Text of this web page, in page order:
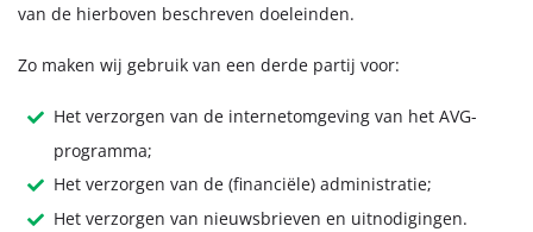
van de hierboven beschreven doeleinden.
Zo maken wij gebruik van een derde partij voor:
Het verzorgen van de internetomgeving van het AVG-
programma;
Het verzorgen van de (financiële) administratie;
Het verzorgen van nieuwsbrieven en uitnodigingen.